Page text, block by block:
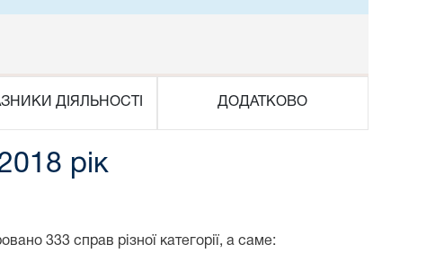
ДІЯЛЬНОСТІ ДОДАТКОВО
рік
333 справ різної категорії, а саме: